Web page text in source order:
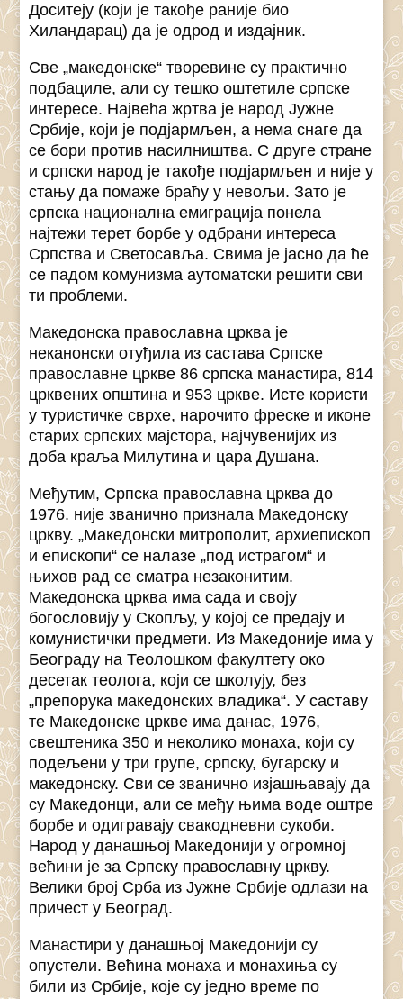
Доситеју (који је такође раније био
Хиландарац) да је одрод и издајник.
Све „македонске“ творевине су практично
подбациле, али су тешко оштетиле српске
интересе. Највећа жртва је народ Јужне
Србије, који је подјармљен, а нема снаге да
се бори против насилништва. С друге стране
и српски народ је такође подјармљен и није у
стању да помаже браћу у невољи. Зато је
српска национална емиграција понела
најтежи терет борбе у одбрани интереса
Српства и Светосавља. Свима је јасно да ће
се падом комунизма аутоматски решити сви
ти проблеми.
Македонска православна црква је
неканонски отуђила из састава Српске
православне цркве 86 српска манастира, 814
црквених општина и 953 цркве. Исте користи
у туристичке сврхе, нарочито фреске и иконе
старих српских мајстора, најчувенијих из
доба краља Милутина и цара Душана.
Међутим, Српска православна црква до
1976. није званично признала Македонску
цркву. „Македонски митрополит, архиепископ
и епископи“ се налазе „под истрагом“ и
њихов рад се сматра незаконитим.
Македонска црква има сада и своју
богословију у Скопљу, у којој се предају и
комунистички предмети. Из Македоније има у
Београду на Теолошком факултету око
десетак теолога, који се школују, без
„препорука македонских владика“. У саставу
те Македонске цркве има данас, 1976,
свештеника 350 и неколико монаха, који су
подељени у три групе, српску, бугарску и
македонску. Сви се званично изјашњавају да
су Македонци, али се међу њима воде оштре
борбе и одигравају свакодневни сукоби.
Народ у данашњој Македонији у огромној
већини је за Српску православну цркву.
Велики број Срба из Јужне Србије одлази на
причест у Београд.
Манастири у данашњој Македонији су
опустели. Већина монаха и монахиња су
били из Србије, које су једно време по